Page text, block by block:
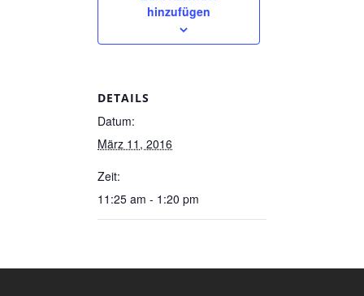
hinzufügen
DETAILS
Datum:
März 11, 2016
Zeit:
11:25 am - 1:20 pm